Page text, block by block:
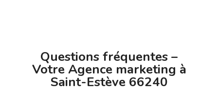
Questions fréquentes –
Votre Agence marketing à
Saint-Estève 66240